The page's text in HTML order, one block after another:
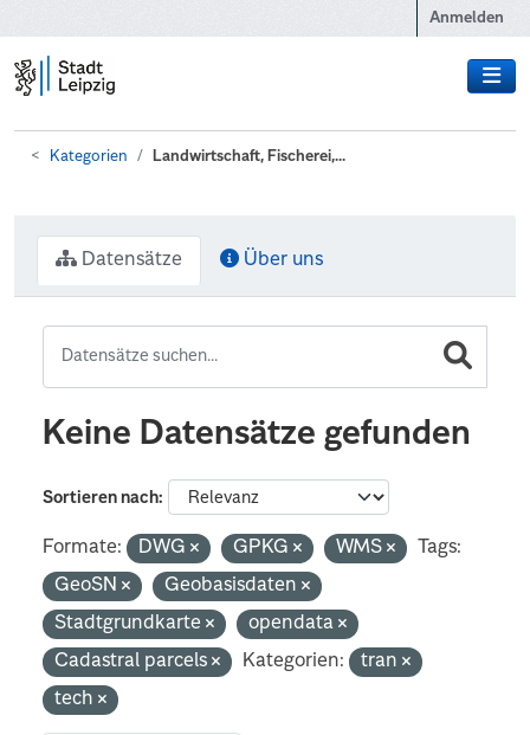
Anmelden
Kategorien Landwirtschaft, Fischerei,...
Datensätze Über uns
Keine Datensätze gefunden
Sortieren nach
Formate: DWG GPKG WMS
Tags:
GeoSN
Geobasisdaten
Stadtgrundkarte
opendata
Cadastral parcels
Kategorien:
tran
tech